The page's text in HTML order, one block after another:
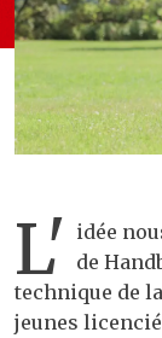
L'
idée
de
technique de
jeunes